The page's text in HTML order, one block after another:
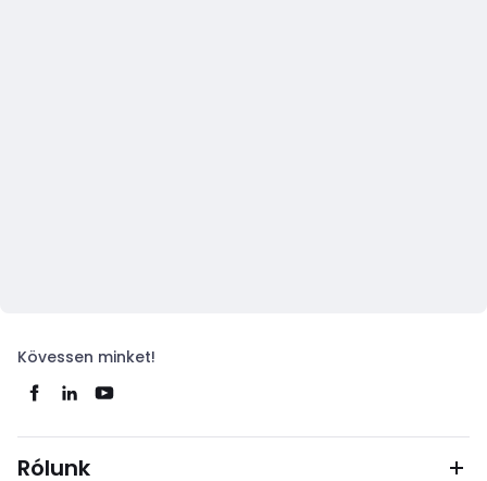
Kövessen minket!
Rólunk